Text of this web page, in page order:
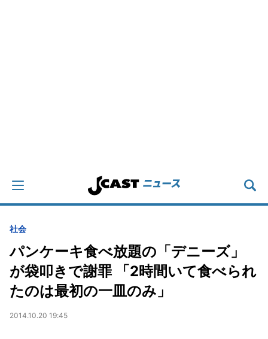
社会
パンケーキ食べ放題の「デニーズ」
が袋叩きで謝罪 「2時間いて食べられ
たのは最初の一皿のみ」
2014.10.20 19:45